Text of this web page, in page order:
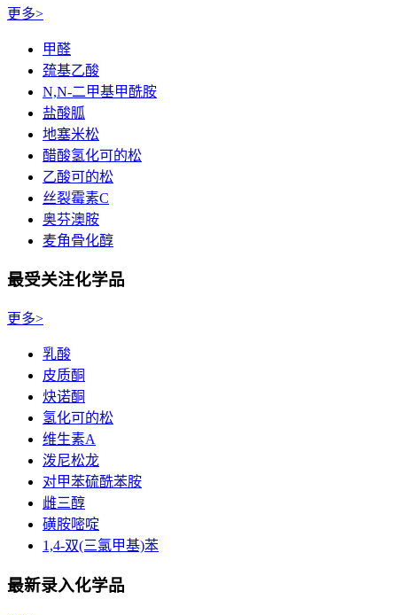
更多>
甲醛
巯基乙酸
N,N-二甲基甲酰胺
盐酸胍
地塞米松
醋酸氢化可的松
乙酸可的松
丝裂霉素C
奥芬澳胺
麦角骨化醇
最受关注化学品
更多>
乳酸
皮质酮
炔诺酮
氢化可的松
维生素A
泼尼松龙
对甲苯硫酰苯胺
雌三醇
磺胺嘧啶
1,4-双(三氯甲基)苯
最新录入化学品